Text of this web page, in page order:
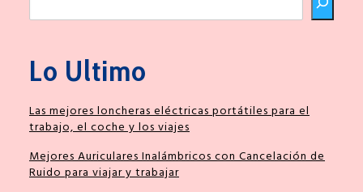
Lo Ultimo
Las mejores loncheras eléctricas portátiles para el
trabajo, el coche y los viajes
Mejores Auriculares Inalámbricos con Cancelación de
Ruido para viajar y trabajar